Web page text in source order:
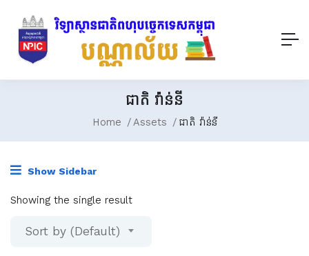
ជាតិ វ៉ាន់នី
Home Assets ជាតិ វ៉ាន់នី
Show Sidebar
Showing the single result
Sort by (Default)